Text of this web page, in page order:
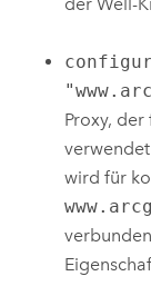
Proxy,
wird für